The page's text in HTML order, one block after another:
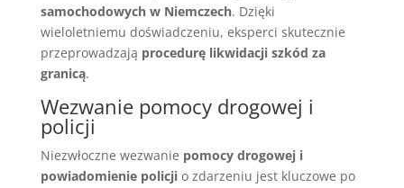
samochodowych w Niemczech. Dzięki
wieloletniemu doświadczeniu, eksperci skutecznie
przeprowadzają procedurę likwidacji szkód za
granicą.
Wezwanie pomocy drogowej i
policji
Niezwłoczne wezwanie pomocy drogowej i
powiadomienie policjio zdarzeniu jest kluczowe po